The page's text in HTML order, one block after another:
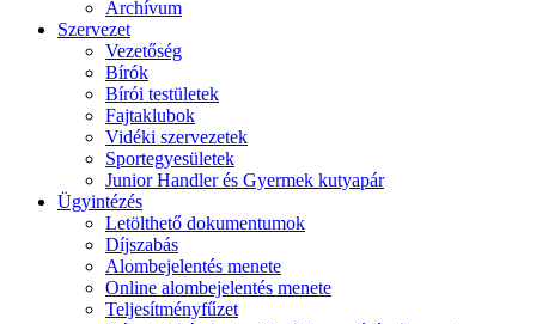
Archívum
Szervezet
Vezetőség
Bírók
Bírói testületek
Fajtaklubok
Vidéki szervezetek
Sportegyesületek
Junior Handler és Gyermek kutyapár
Ügyintézés
Letölthető dokumentumok
Díjszabás
Alombejelentés menete
Online alombejelentés menete
Teljesítményfűzet